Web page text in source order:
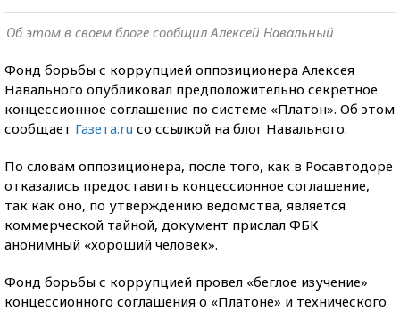
Об этом в своем блоге сообщил Алексей Навальный
Фонд борьбы с коррупцией оппозиционера Алексея
Навального опубликовал предположительно секретное
концессионное соглашение по системе «Платон». Об этом
сообщает Газета.ru со ссылкой на блог Навального.
По словам оппозиционера, после того, как в Росавтодоре
отказались предоставить концессионное соглашение,
так как оно, по утверждению ведомства, является
коммерческой тайной, документ прислал ФБК
анонимный «хороший человек».
Фонд борьбы с коррупцией провел «беглое изучение»
концессионного соглашения о «Платоне» и технического